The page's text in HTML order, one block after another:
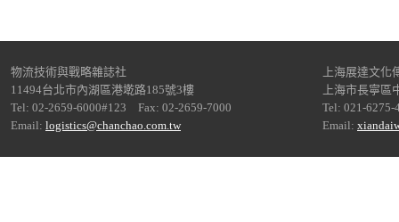
物流技術與戰略雜誌社
11494台北市內湖區港墘路185號3樓
Tel: 02-2659-6000#123 Fax: 02-2659-7000
Email: logistics@chanchao.com.tw
上海展達文化
上海市長寧區
Tel: 021-6275-
Email: